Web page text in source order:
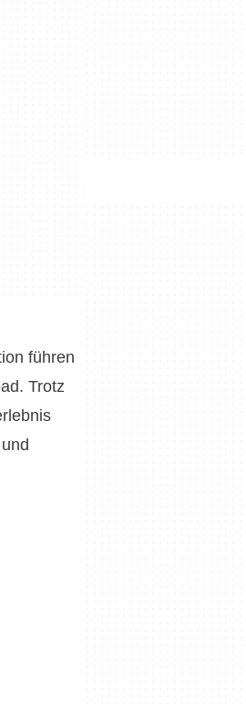
führen
Trotz